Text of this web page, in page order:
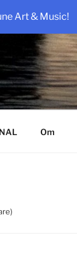
Art & Music!
Om